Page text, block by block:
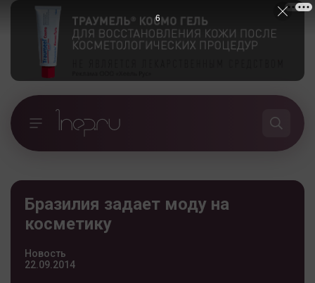
Бразилия задает моду на
косметику
Новость
22.09.2014
5